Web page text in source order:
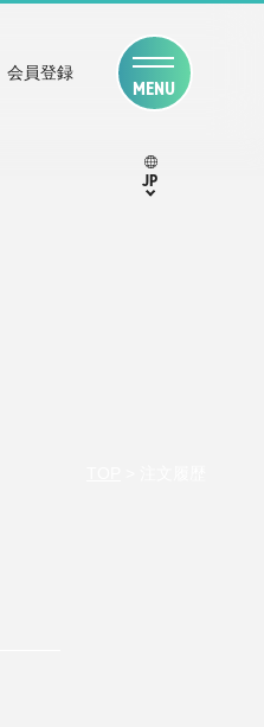
会員登録
MENU
JP